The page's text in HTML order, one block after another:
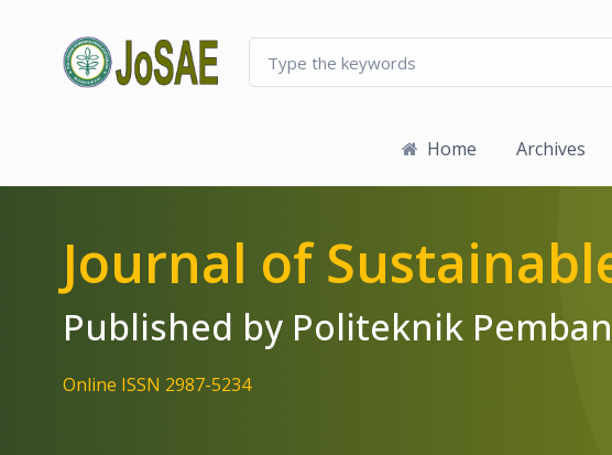
Quick jump to page content
Main Navigation
Home Archives
Journal of
Published by Politeknik
Online ISSN 2987-5234